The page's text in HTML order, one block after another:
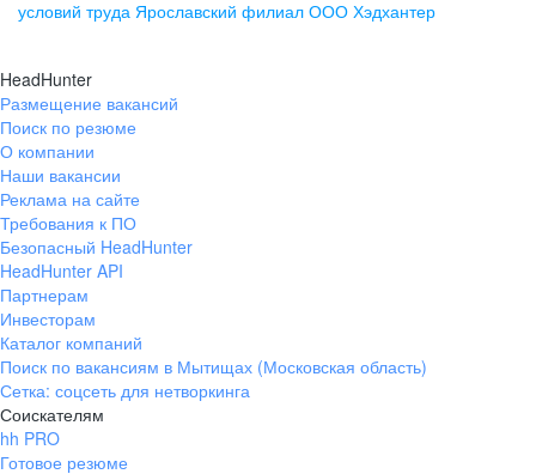
+7 843 212-12-50
Екатеринбург
ул. Боевых Дружин, стр. 20,
+7 343 226-79-99
pr@ural.hh.ru
ул. Янковского, д. 169, 7 этаж,
706 каб.
+7 861 205-55-57
pr@krd.hh.ru
условий труда Ярославский филиал ООО Хэдхантер
HeadHunter
Размещение вакансий
Поиск по резюме
О компании
Наши вакансии
Реклама на сайте
Требования к ПО
Безопасный HeadHunter
HeadHunter API
Партнерам
Инвесторам
Каталог компаний
Поиск по вакансиям в Мытищах (Московская область)
Сетка: соцсеть для нетворкинга
Соискателям
hh PRO
Готовое резюме